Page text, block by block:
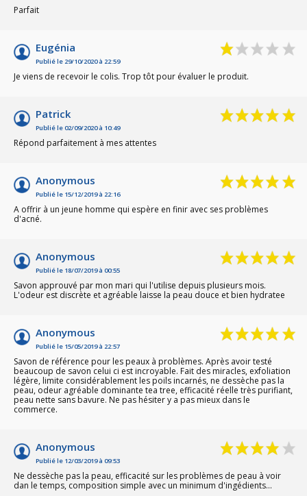
Parfait
Eugénia
Publié le 29/10/2020 à 22:59
Je viens de recevoir le colis. Trop tôt pour évaluer le produit.
Patrick
Publié le 02/09/2020 à 10:49
Répond parfaitement à mes attentes
Anonymous
Publié le 15/12/2019 à 22:16
A offrir à un jeune homme qui espère en finir avec ses problèmes
d'acné.
Anonymous
Publié le 18/07/2019 à 00:55
Savon approuvé par mon mari qui l'utilise depuis plusieurs mois.
L'odeur est discrète et agréable laisse la peau douce et bien hydratee
Anonymous
Publié le 15/05/2019 à 22:57
Savon de référence pour les peaux à problèmes. Après avoir testé
beaucoup de savon celui ci est incroyable. Fait des miracles, exfoliation
légère, limite considérablement les poils incarnés, ne dessèche pas la
peau, odeur agréable dominante tea tree, efficacité réelle très purifiant,
peau nette sans bavure. Ne pas hésiter y a pas mieux dans le
commerce.
Anonymous
Publié le 12/03/2019 à 09:53
Ne dessèche pas la peau, efficacité sur les problèmes de peau à voir
dan le temps, composition simple avec un minimum d'ingédients...